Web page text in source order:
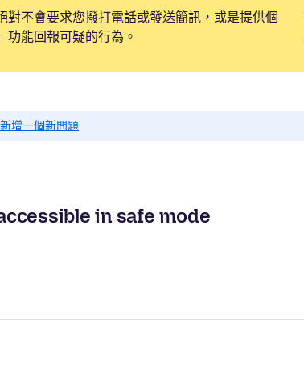
對不會要求您撥打電話或發送簡訊，或是提供個
功能回報可疑的行為。
增一個新問題
in safe mode